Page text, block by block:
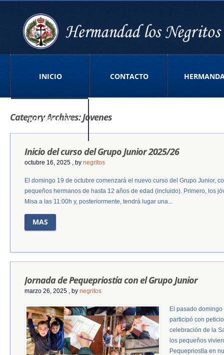
INICIO CONTACTO
POLITICA DE
PRIVACIDAD APP
Category Archives:Jovenes
Inicio del curso del Grupo Junior 2025/26
octubre 16, 2025 , by negritos
El domingo 19 de octubre comenzará el nuevo curso del Grupo Junior,
pequeños hermanos de hasta 12 años de edad (incluido). Primero, los
Misa a las 11:00h y, posteriormente, tendrá lugar una...
MAS
Jornada de Pequepriostía con el Grupo Junior
marzo 26, 2025 , by negritos
El pasado
participó con
celebración de la
los pequeños
Pequepriostía en